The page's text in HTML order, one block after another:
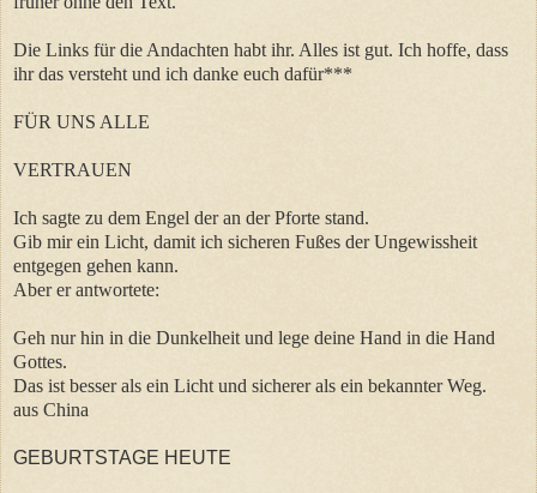
Die Links für die Andachten habt ihr. Alles ist gut. Ich hoffe, dass
ihr das versteht und ich danke euch dafür***
FÜR UNS ALLE
VERTRAUEN
Ich sagte zu dem Engel der an der Pforte stand.
Gib mir ein Licht, damit ich sicheren Fußes der Ungewissheit
entgegen gehen kann.
Aber er antwortete:
Geh nur hin in die Dunkelheit und lege deine Hand in die Hand
Gottes.
Das ist besser als ein Licht und sicherer als ein bekannter Weg.
aus China
GEBURTSTAGE HEUTE